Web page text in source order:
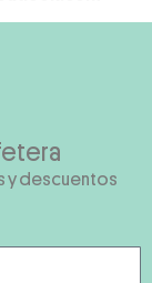
y descuentos